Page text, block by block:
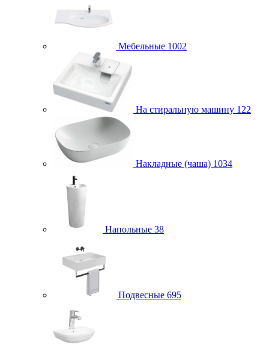
Мебельные 1002
На стиральную машину 122
Накладные (чаша) 1034
Напольные 38
Подвесные 695